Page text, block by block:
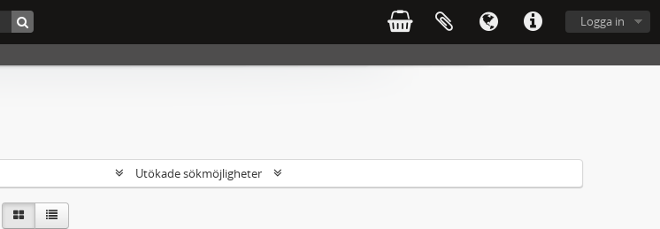
Logga in
Utökade sökmöjligheter